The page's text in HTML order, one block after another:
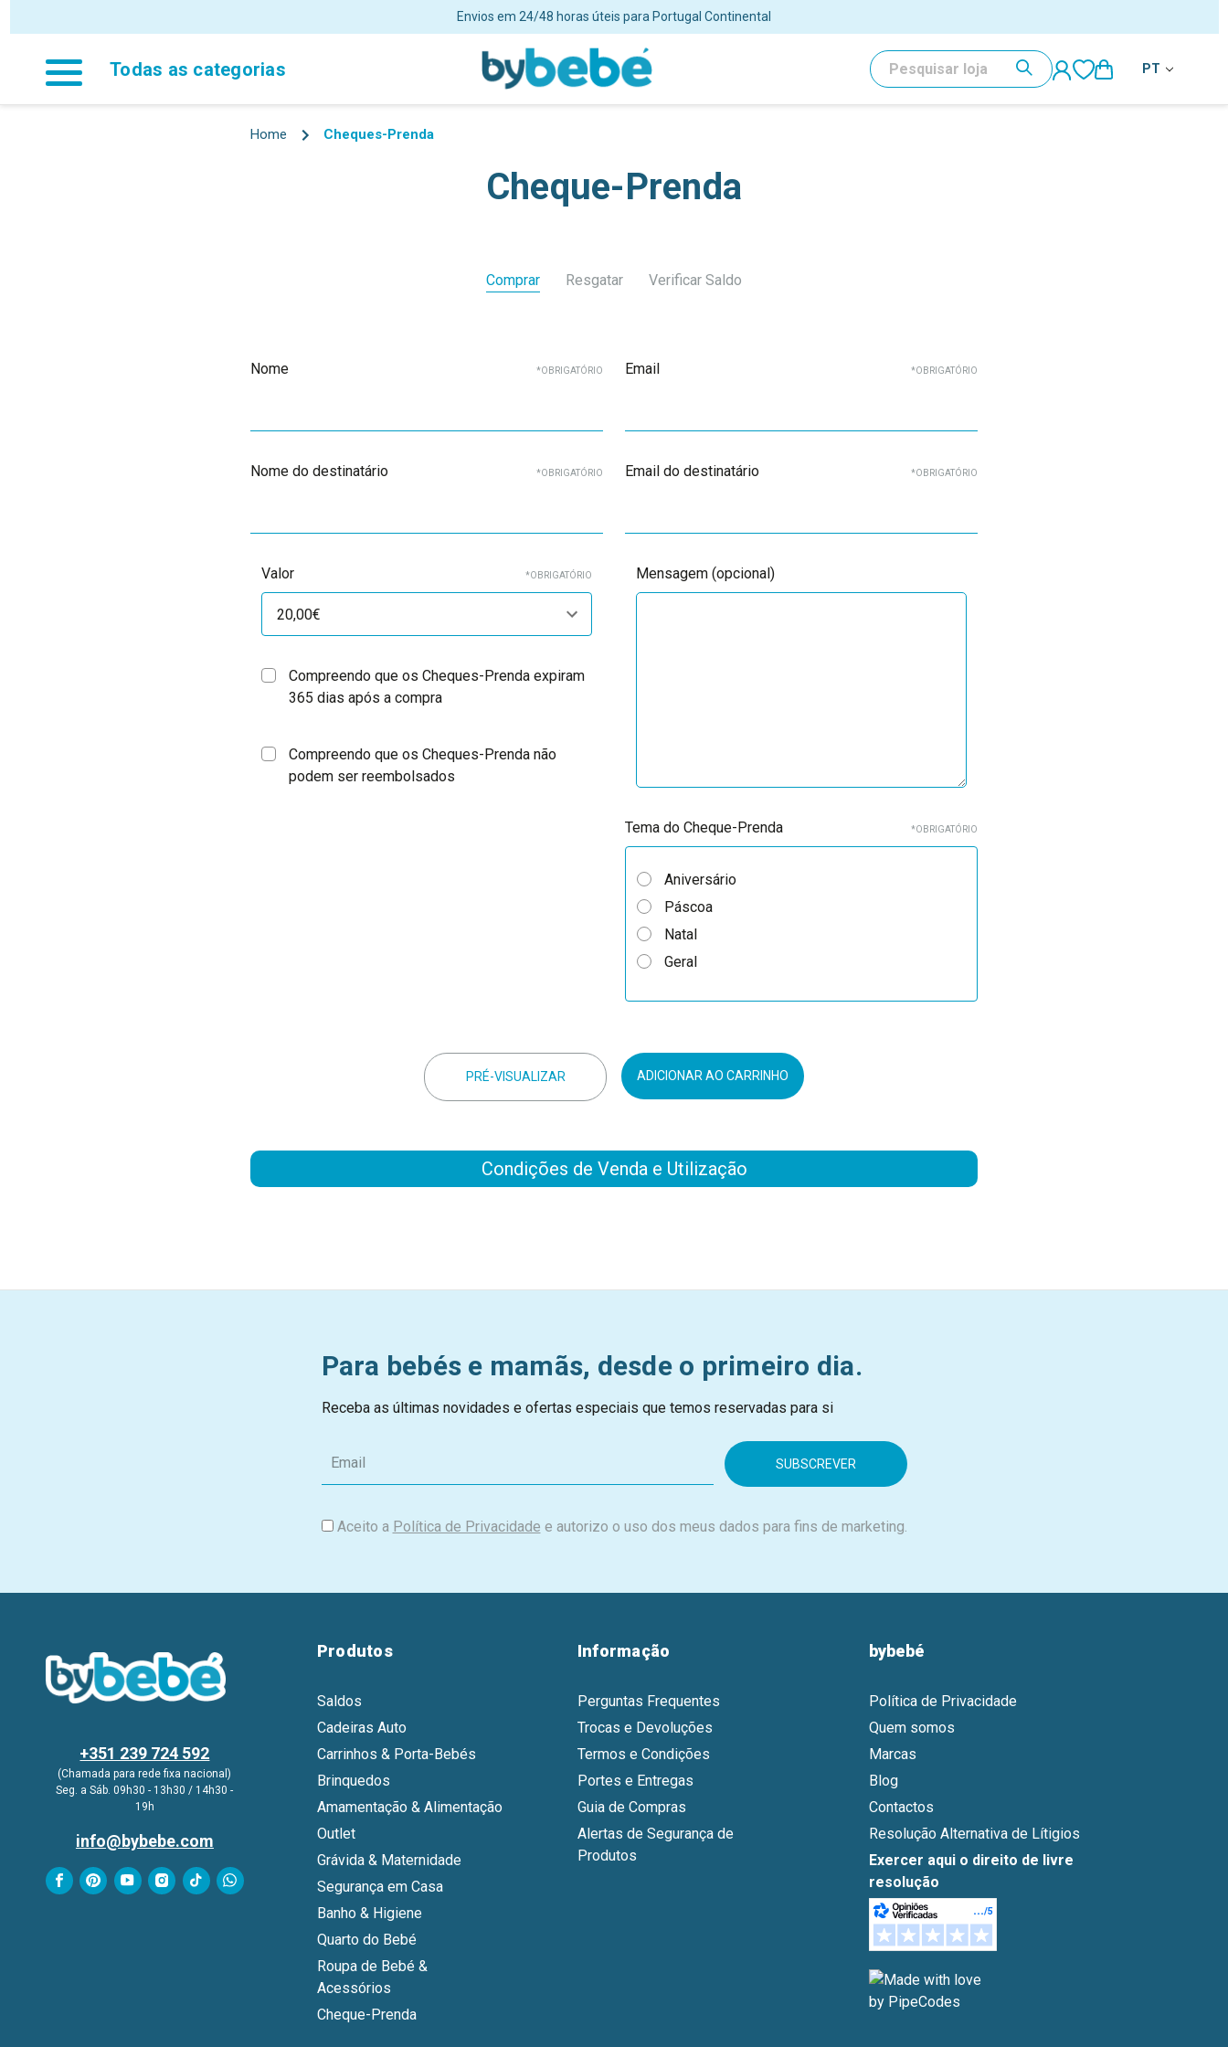
Envios em 24/48 horas úteis para Portugal Continental
Todas as categorias PESQUISAR
PT
Home Cheques-Prenda
Cheque-Prenda
Comprar Resgatar Verificar Saldo
Nome *OBRIGATÓRIO Email *OBRIGATÓRIO
Nome do destinatário *OBRIGATÓRIO Email do destinatário *OBRIGATÓRIO
Valor *OBRIGATÓRIO
Compreendo que os Cheques-Prenda expiram
365 dias após a compra
Compreendo que os Cheques-Prenda não
podem ser reembolsados
Mensagem (opcional)
Tema do Cheque-Prenda *OBRIGATÓRIO
Aniversário
Páscoa
Natal
Geral
Condições de Venda e Utilização
Para bebés e mamãs, desde o primeiro dia.
Receba as últimas novidades e ofertas especiais que temos reservadas para si
m
i
Aceito a Política de Privacidade e autorizo o uso dos meus dados para fins de marketing.
+351 239 724 592
(Chamada para rede fixa nacional)
Seg. a Sáb. 09h30 - 13h30 / 14h30 -
19h
info@bybebe.com
Produtos
Saldos
Cadeiras Auto
Carrinhos & Porta-Bebés
Brinquedos
Amamentação & Alimentação
Outlet
Grávida & Maternidade
Segurança em Casa
Banho & Higiene
Quarto do Bebé
Roupa de Bebé &
Acessórios
Cheque-Prenda
Informação
Perguntas Frequentes
Trocas e Devoluções
Termos e Condições
Portes e Entregas
Guia de Compras
Alertas de Segurança de
Produtos
bybebé
Política de Privacidade
Quem somos
Marcas
Blog
Contactos
Resolução Alternativa de Lítigios
Exercer aqui o direito de livre
resolução